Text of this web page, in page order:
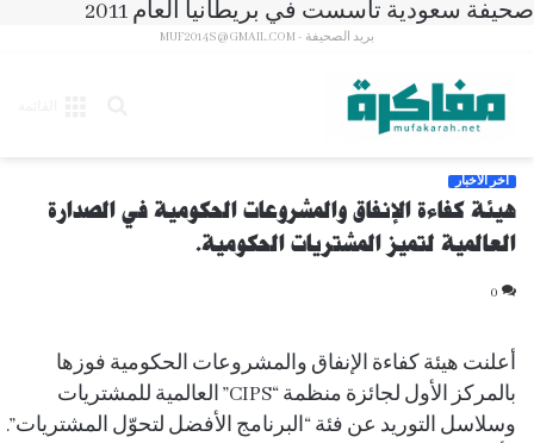
صحيفة سعودية تأسست في بريطانيا العام 2011
بريد الصحيفة - MUF2014S@GMAIL.COM
آخر الأخبار
هيئة كفاءة الإنفاق والمشروعات الحكومية في الصدارة
العالمية لتميز المشتريات الحكومية.
0
أعلنت هيئة كفاءة الإنفاق والمشروعات الحكومية فوزها
بالمركز الأول لجائزة منظمة “CIPS” العالمية للمشتريات
وسلاسل التوريد عن فئة “البرنامج الأفضل لتحوّل المشتريات”.